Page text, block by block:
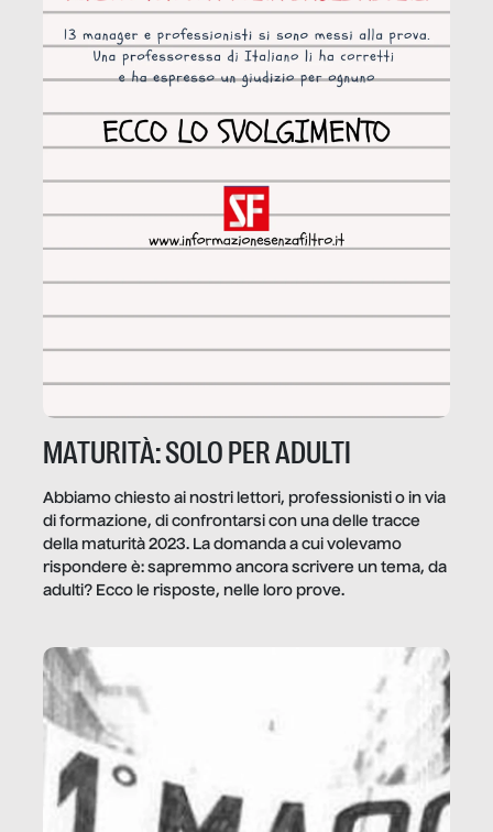
MATURITÀ: SOLO PER ADULTI
Abbiamo chiesto ai nostri lettori, professionisti o in via
di formazione, di confrontarsi con una delle tracce
della maturità 2023. La domanda a cui volevamo
rispondere è: sapremmo ancora scrivere un tema, da
adulti? Ecco le risposte, nelle loro prove.